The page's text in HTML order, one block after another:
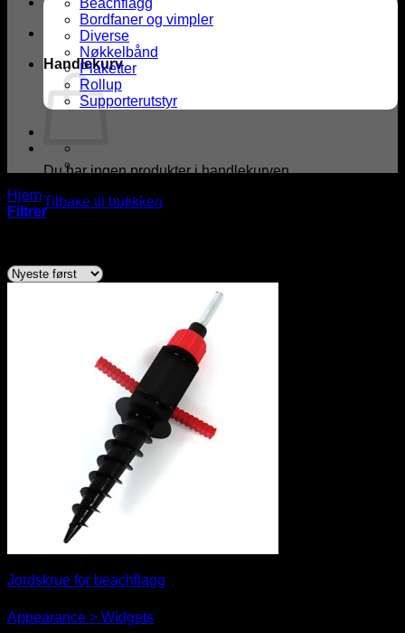
Handlekurv
Du har ingen produkter i handlekurven.
Tilbake til butikken
Beachflagg
Bordfaner og vimpler
Diverse
Nøkkelbånd
Plaketter
Rollup
Supporterutstyr
Hjem /Produkter med stikkord “Dreiemoment”
Filtrer
Jordskrue for beachflagg
kr316,00
Appearance > Widgets